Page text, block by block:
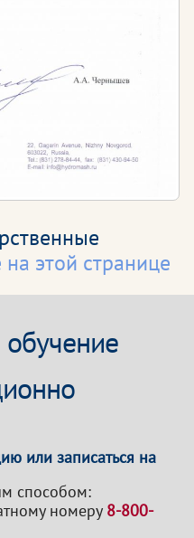
на этой странице
или записаться на
способом:
номеру 8-800-